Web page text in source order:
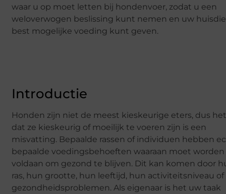
waar u op moet letten bij hondenvoer, zodat u een
weloverwogen beslissing kunt nemen en uw
best mogelijke voeding kunt geven.
Introductie
Honden zijn niet de meest kieskeurige eters, dus
dat ze kieskeurig of moeilijk te voeren zijn is een
misvatting. Bepaalde rassen of individuen hebben
bepaalde voedingsbehoeften waaraan moet worden
voldaan om gezond te blijven. Dit kan komen door
ras, hun grootte, hun leeftijd, hun activiteitsniveau of
gezondheidsproblemen. Als eigenaar is het uw taak